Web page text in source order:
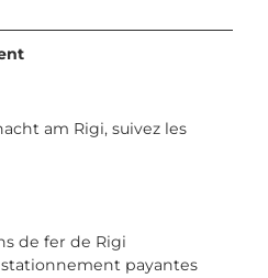
am Rigi, suivez les
de fer de Rigi
payantes